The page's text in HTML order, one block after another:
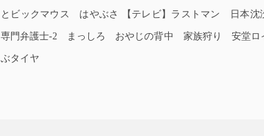
とビックマウス はやぶさ 【テレビ】ラストマン 日本
専門弁護士-2 まっしろ おやじの背中 家族狩り 安堂
ぶタイヤ